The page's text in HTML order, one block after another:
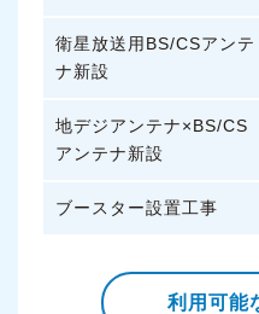
衛星放送用BS/CSアンテ
ナ新設
地デジアンテナ×BS/CS
アンテナ新設
ブースター設置工事
利用可能